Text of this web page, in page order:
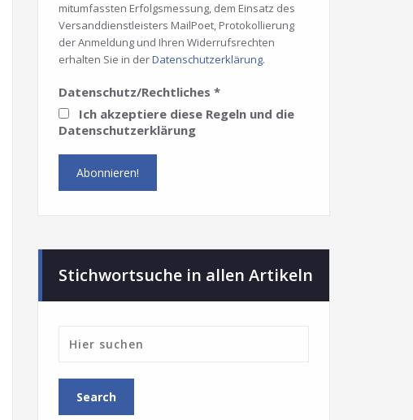
mitumfassten Erfolgsmessung, dem Einsatz des
Versanddienstleisters MailPoet, Protokollierung
der Anmeldung und Ihren Widerrufsrechten
erhalten Sie in derDatenschutzerklärung.
Datenschutz/Rechtliches *
Ich akzeptiere diese Regeln und die
Datenschutzerklärung
Stichwortsuche in allen Artikeln